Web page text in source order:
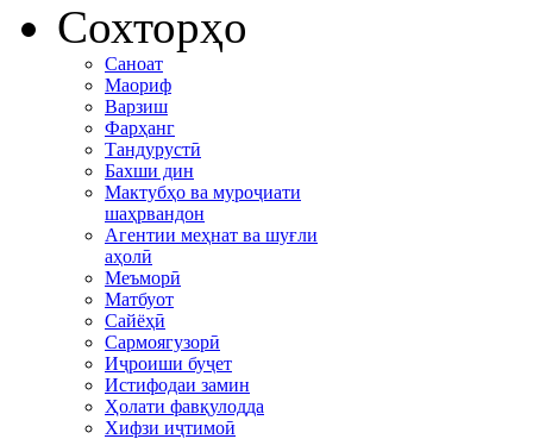
Сохторҳо
Саноат
Маориф
Варзиш
Фарҳанг
Тандурустӣ
Бахши дин
Мактубҳо ва муроҷиати
шаҳрвандон
Агентии меҳнат ва шуғли
аҳолӣ
Меъморӣ
Матбуот
Сайёҳӣ
Сармоягузорӣ
Иҷроиши буҷет
Истифодаи замин
Ҳолати фавқулодда
Хифзи иҷтимоӣ